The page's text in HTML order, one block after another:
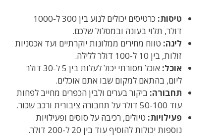
טיסות:
כרטיסים יכולים לנוע בין 300 ל-1000
דולר, תלוי בעונה ובמסלול שלכם.
לינה: טווח מחירים ממלונות יוקרתיים ועד אכסניות
זולות, בין 10 ל-100 דולר ללילה.
אוכל:
אוכל מסורתי יכול לעלות בין 5 ל-30 דולר
ליום, בהתאם למקום שבו אתם אוכלים.
תחבורה: ביקור בערים ולבין הכפרים מחייב לפחות
עוד 50-100 דולר על תחבורה ציבורית ורכב שכור.
פעילויות: טיולים, רכיבה על סוסים ופעילויות
נוספות יכולות להוסיף עוד בין 20 ל-200 דולר.